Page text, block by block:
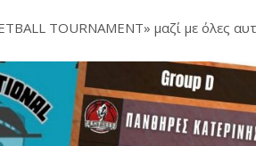
TOURΝAMENT» μαζί με όλες